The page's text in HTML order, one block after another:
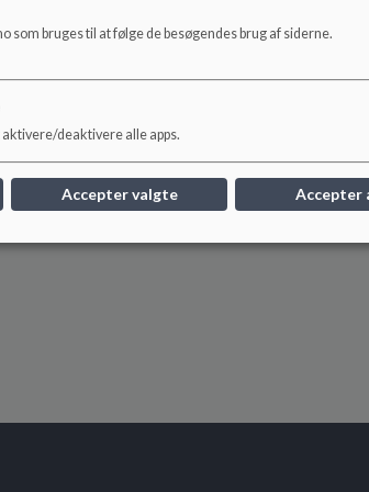
som bruges til at følge de besøgendes brug af siderne.
deaktivere alle apps.
Accepter valgte Accepter